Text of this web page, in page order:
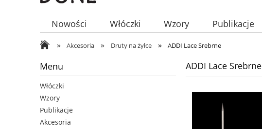
Nowości Włóczki Wzory Publikacje
» Akcesoria » Druty na żyłce » ADDI Lace Srebrne
Menu
Włóczki
Wzory
Publikacje
Akcesoria
ADDI Lace Srebrne